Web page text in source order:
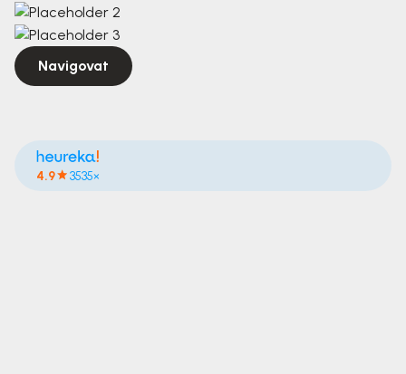
Navigovat
4.9 3535×